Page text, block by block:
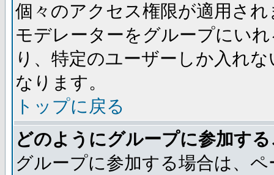
個々のアクセス権限が適用さ
モデレーターをグループにい
り、特定のユーザーしか入れ
なります。
トップに戻る
どのようにグループに参加す
グループに参加する場合は、